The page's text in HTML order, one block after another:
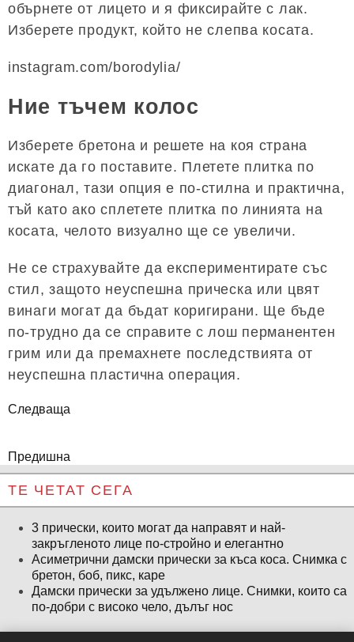
обърнете от лицето и я фиксирайте с лак.
Изберете продукт, който не слепва косата.
instagram.com/borodylia/
Ние тъчем колос
Изберете бретона и решете на коя страна
искате да го поставите. Плетете плитка по
диагонал, тази опция е по-стилна и практична,
тъй като ако сплетете плитка по линията на
косата, челото визуално ще се увеличи.
Не се страхувайте да експериментирате със
стил, защото неуспешна прическа или цвят
винаги могат да бъдат коригирани. Ще бъде
по-трудно да се справите с лош перманентен
грим или да премахнете последствията от
неуспешна пластична операция.
Следваща
Предишна
ТЕ ЧЕТАТ СЕГА
3 прически, които могат да направят и най-
закръгленото лице по-стройно и елегантно
Асиметрични дамски прически за къса коса. Снимка с
бретон, боб, пикс, каре
Дамски прически за удължено лице. Снимки, които са
по-добри с високо чело, дълъг нос